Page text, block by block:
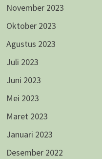
November 2023
Oktober 2023
Agustus 2023
Juli 2023
Juni 2023
Mei 2023
Maret 2023
Januari 2023
Desember 2022